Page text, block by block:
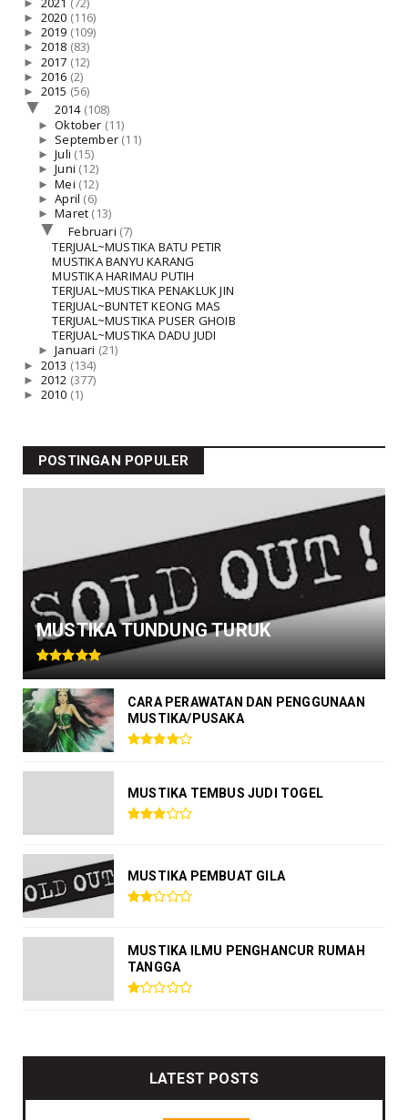
► 2020 (116)
► 2019 (109)
► 2018 (83)
► 2017 (12)
► 2016 (2)
► 2015 (56)
▼ 2014 (108)
►Oktober (11)
► September (11)
►Juli (15)
►Juni (12)
►Mei (12)
►April (6)
►Maret (13)
▼Februari (7)
TERJUAL~MUSTIKA BATU PETIR
MUSTIKA BANYU KARANG
MUSTIKA HARIMAU PUTIH
TERJUAL~MUSTIKA PENAKLUK JIN
TERJUAL~BUNTET KEONG MAS
TERJUAL~MUSTIKA PUSER GHOIB
TERJUAL~MUSTIKA DADU JUDI
►Januari (21)
► 2013 (134)
► 2012 (377)
► 2010 (1)
POSTINGAN POPULER
MUSTIKA TUNDUNG TURUK
CARA PERAWATAN DAN PENGGUNAAN
MUSTIKA/PUSAKA
MUSTIKA TEMBUS JUDI TOGEL
MUSTIKA PEMBUAT GILA
MUSTIKA ILMU PENGHANCUR RUMAH
TANGGA
LATEST POSTS